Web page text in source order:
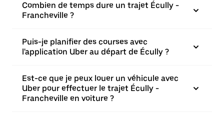
Combien de temps dure un trajet Écully -
Francheville ?
Puis-je planifier des courses avec
l'application Uber au départ de Écully ?
Est-ce que je peux louer un véhicule avec
Uber pour effectuer le trajet Écully -
Francheville en voiture ?